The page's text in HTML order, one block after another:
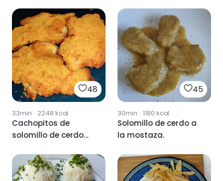
48
33min · 2248 kcal
Cachopitos de
solomillo de cerdo
45
30min · 1180 kcal
Solomillo de cerdo a
la mostaza.